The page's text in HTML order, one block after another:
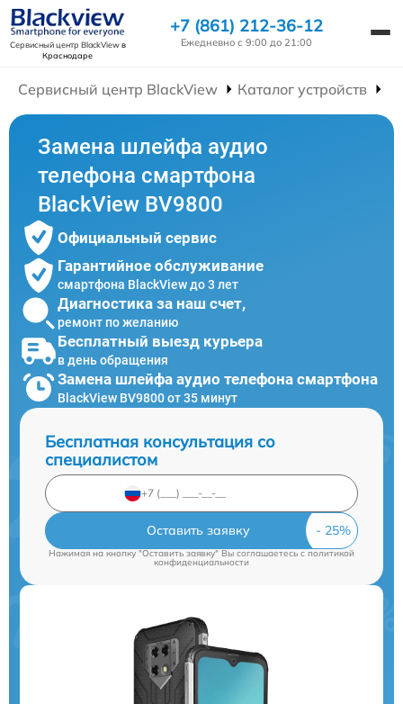
Сервисный центр BlackViewв
Краснодаре
+7 (861) 212-36-12
Ежедневно с 9:00 до 21:00
Сервисный центр BlackView Каталог устройств
Замена шлейфа аудио
телефона смартфона
BlackView BV9800
Официальный сервис
Гарантийное обслуживание
смартфона BlackView до 3 лет
Диагностика за наш счет,
ремонт по желанию
Бесплатный выезд курьера
в день обращения
Замена шлейфа аудио телефона смартфона
BlackView BV9800 от 35 минут
Бесплатная консультация со
специалистом
Оставить заявку
Нажимая на кнопку "Оставить заявку" Вы соглашаетесь cполитикой
конфиденциальности